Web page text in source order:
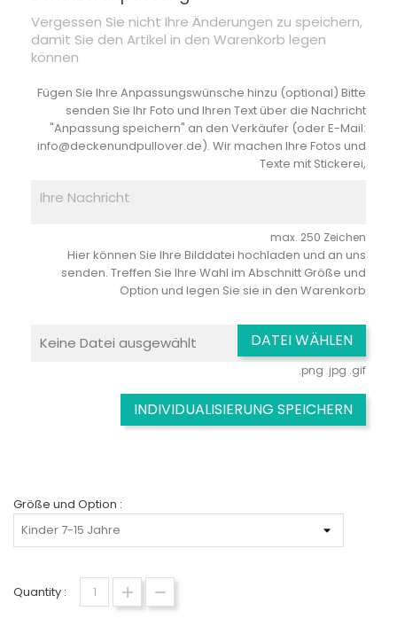
Vergessen Sie nicht Ihre Änderungen zu speichern,
damit Sie den Artikel in den Warenkorb legen
können
Fügen Sie Ihre Anpassungswünsche hinzu (optional) Bitte
senden Sie Ihr Foto und Ihren Text über die Nachricht
"Anpassung speichern" an den Verkäufer (oder E-Mail:
info@deckenundpullover.de). Wir machen Ihre Fotos und
Texte mit Stickerei,
max. 250 Zeichen
Hier können Sie Ihre Bilddatei hochladen und an uns
senden. Treffen Sie Ihre Wahl im Abschnitt Größe und
Option und legen Sie sie in den Warenkorb
Keine Datei ausgewählt DATEI WÄHLEN
.png .jpg .gif
INDIVIDUALISIERUNG SPEICHERN
Größe und Option :
Quantity :